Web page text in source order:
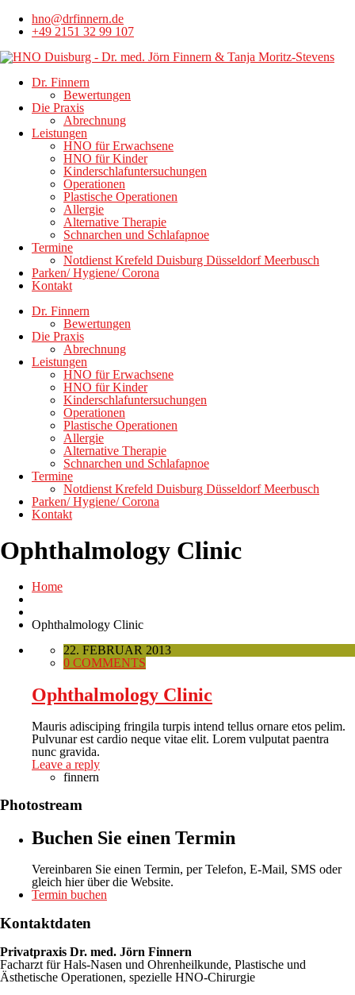
hno@drfinnern.de
+49 2151 32 99 107
Dr. Finnern
Bewertungen
Die Praxis
Abrechnung
Leistungen
HNO für Erwachsene
HNO für Kinder
Kinderschlafuntersuchungen
Operationen
Plastische Operationen
Allergie
Alternative Therapie
Schnarchen und Schlafapnoe
Termine
Notdienst Krefeld Duisburg Düsseldorf Meerbusch
Parken/ Hygiene/ Corona
Kontakt
Dr. Finnern
Bewertungen
Die Praxis
Abrechnung
Leistungen
HNO für Erwachsene
HNO für Kinder
Kinderschlafuntersuchungen
Operationen
Plastische Operationen
Allergie
Alternative Therapie
Schnarchen und Schlafapnoe
Termine
Notdienst Krefeld Duisburg Düsseldorf Meerbusch
Parken/ Hygiene/ Corona
Kontakt
Ophthalmology Clinic
Home
Ophthalmology Clinic
22. FEBRUAR 2013
0 COMMENTS
Ophthalmology Clinic
Mauris adisciping fringila turpis intend tellus ornare etos pelim.
Pulvunar est cardio neque vitae elit. Lorem vulputat paentra
nunc gravida.
Leave a reply
finnern
Photostream
Buchen Sie einen Termin
Vereinbaren Sie einen Termin, per Telefon, E-Mail, SMS oder
gleich hier über die Website.
Termin buchen
Kontaktdaten
Privatpraxis Dr. med. Jörn Finnern
Facharzt für Hals-Nasen und Ohrenheilkunde, Plastische und
Ästhetische Operationen, spezielle HNO-Chirurgie